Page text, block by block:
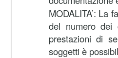
MODALITA’: La
del numero dei
prestazioni di
soggetti è